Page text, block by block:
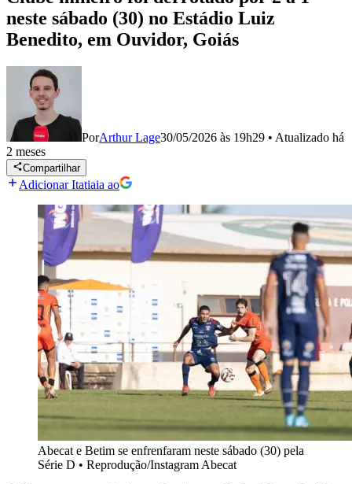
neste sábado (30) no Estádio Luiz
Benedito, em Ouvidor, Goiás
PorArthur Lage30/05/2026 às 19h29 • Atualizado há
2 meses
Compartilhar
Adicionar Itatiaia ao
Abecat e Betim se enfrenfaram neste sábado (30) pela
Série D • Reprodução/Instagram Abecat